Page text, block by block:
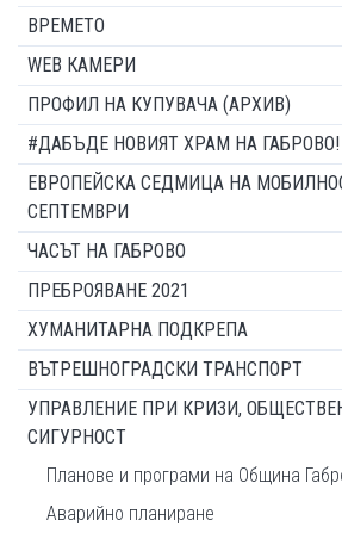
ВРЕМЕТО
WEB КАМЕРИ
ПРОФИЛ НА КУПУВАЧА (АРХИВ)
#ДАБЪДЕ НОВИЯТ ХРАМ НА ГАБРОВО!
ЕВРОПЕЙСКА СЕДМИЦА НА
СЕПТЕМВРИ
ЧАСЪТ НА ГАБРОВО
ПРЕБРОЯВАНЕ 2021
ХУМАНИТАРНА ПОДКРЕПА
ВЪТРЕШНОГРАДСКИ ТРАНСПОРТ
УПРАВЛЕНИЕ ПРИ КРИЗИ,
СИГУРНОСТ
Планове и програми на Община
Аварийно планиране